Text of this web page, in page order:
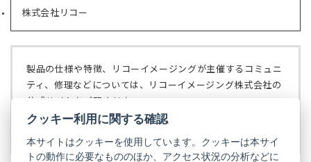
で
開
く）
タ
ブ
で
く）
株式会社リコー
（新
ブ
で
開
製品の仕様や特徴、リコーイメージングが主催するコミュニ
ティ、修理などについては、リコーイメージング株式会社の
公式サイトをご覧ください。
リコーイメージング株式会社の公式サイト
（新
し
い
クッキー利用に関する確認
本サイトはクッキーを使用しています。クッキーは本サイ
トの動作に必要なもののほか、アクセス状況の分析などに